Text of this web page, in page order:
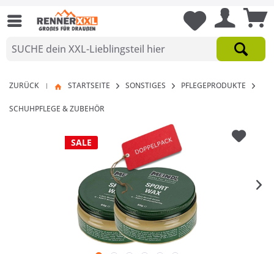
ZURÜCK | STARTSEITE SONSTIGES PFLEGEPRODUKTE
SCHUHPFLEGE & ZUBEHÖR
SALE